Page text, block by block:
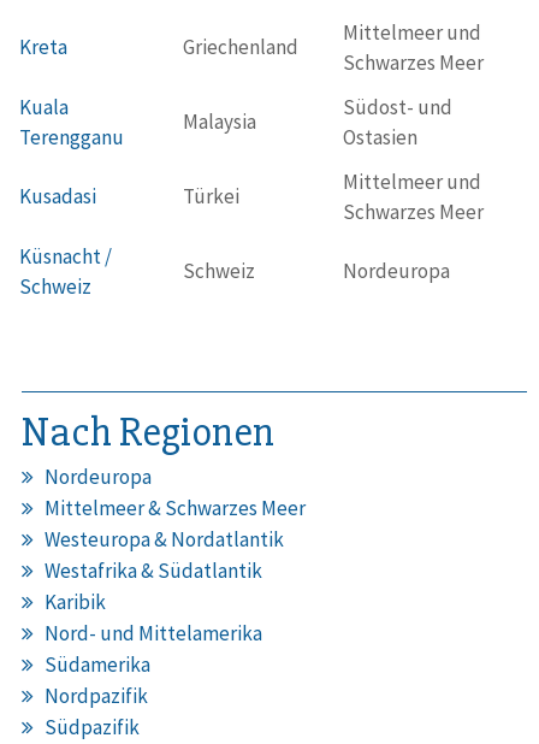
Kreta Griechenland
Mittelmeer und
Schwarzes Meer
Kuala
Terengganu
Malaysia
Südost- und
Ostasien
Kusadasi Türkei
Mittelmeer und
Schwarzes Meer
Küsnacht /
Schweiz
Schweiz Nordeuropa
Nach Regionen
Nordeuropa
Mittelmeer & Schwarzes Meer
Westeuropa & Nordatlantik
Westafrika & Südatlantik
Karibik
Nord- und Mittelamerika
Südamerika
Nordpazifik
Südpazifik